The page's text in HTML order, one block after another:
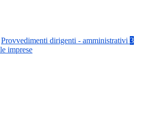
Provvedimenti dirigenti - amministrativi 3
imprese